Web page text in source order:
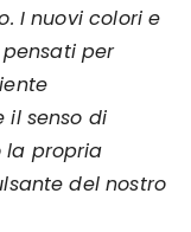
I nuovi colori e
per
il senso di
la propria
del nostro